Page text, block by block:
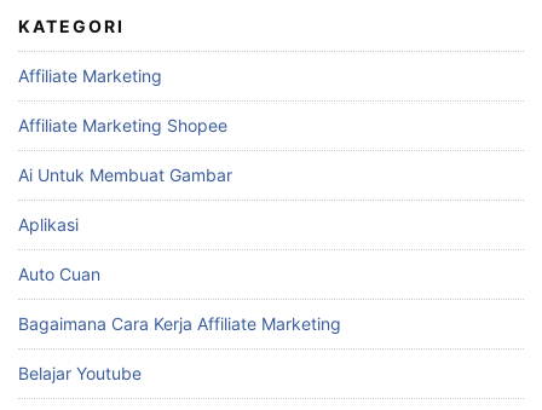
KATEGORI
Affiliate Marketing
Affiliate Marketing Shopee
Ai Untuk Membuat Gambar
Aplikasi
Auto Cuan
Bagaimana Cara Kerja Affiliate Marketing
Belajar Youtube